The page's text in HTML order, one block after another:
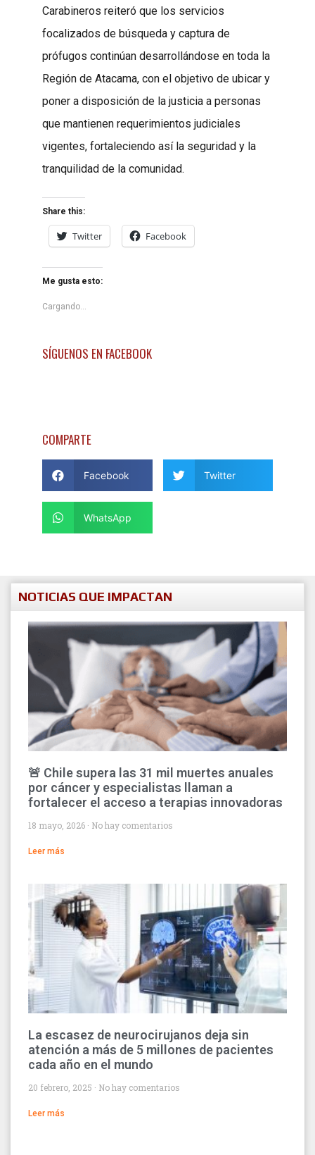
Carabineros reiteró que los servicios
focalizados de búsqueda y captura de
prófugos continúan desarrollándose en toda la
Región de Atacama, con el objetivo de ubicar y
poner a disposición de la justicia a personas
que mantienen requerimientos judiciales
vigentes, fortaleciendo así la seguridad y la
tranquilidad de la comunidad.
Share this:
Twitter Facebook
Me gusta esto:
Cargando...
SÍGUENOS EN FACEBOOK
COMPARTE
Facebook Twitter
WhatsApp
NOTICIAS QUE IMPACTAN
🚨 Chile supera las 31 mil muertes anuales
por cáncer y especialistas llaman a
fortalecer el acceso a terapias innovadoras
18 mayo, 2026 No hay comentarios
Leer más
La escasez de neurocirujanos deja sin
atención a más de 5 millones de pacientes
cada año en el mundo
20 febrero, 2025 No hay comentarios
Leer más